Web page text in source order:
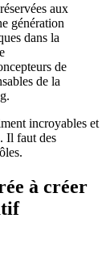
aux
génération
dans la
de
de la
incroyables et
Il faut des
à créer